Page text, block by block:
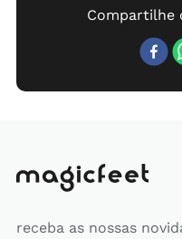
receba as nossas